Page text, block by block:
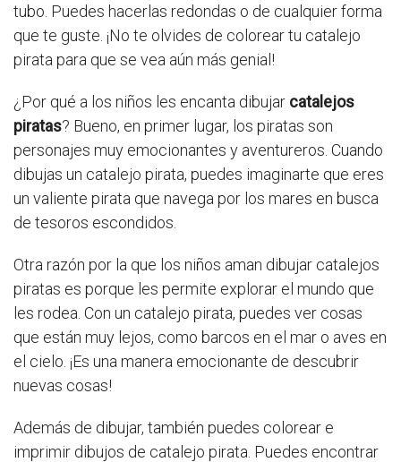
tubo. Puedes hacerlas redondas o de cualquier forma
que te guste. ¡No te olvides de colorear tu catalejo
pirata para que se vea aún más genial!
¿Por qué a los niños les encanta dibujar catalejos
piratas? Bueno, en primer lugar, los piratas son
personajes muy emocionantes y aventureros. Cuando
dibujas un catalejo pirata, puedes imaginarte que eres
un valiente pirata que navega por los mares en busca
de tesoros escondidos.
Otra razón por la que los niños aman dibujar catalejos
piratas es porque les permite explorar el mundo que
les rodea. Con un catalejo pirata, puedes ver cosas
que están muy lejos, como barcos en el mar o aves en
el cielo. ¡Es una manera emocionante de descubrir
nuevas cosas!
Además de dibujar, también puedes colorear e
imprimir dibujos de catalejo pirata. Puedes encontrar